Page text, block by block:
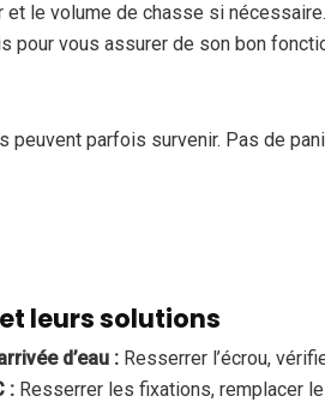
et le volume de chasse si nécessaire.
pour vous assurer de son bon
peuvent parfois survenir. Pas de
leurs solutions
d’eau : Resserrer l’écrou,
: Resserrer les fixations, remplacer